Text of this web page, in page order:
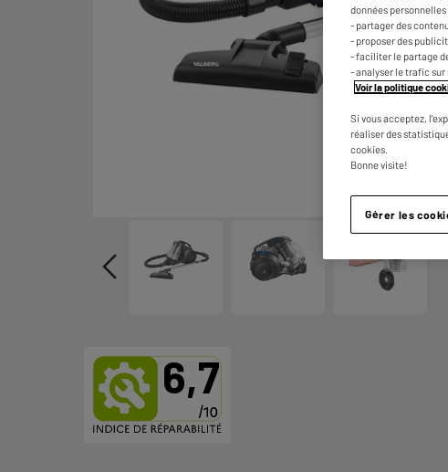
6,7
données personnelles
- partager des
- proposer des
- faciliter le partage
- analyser le trafic sur
Voir la politique
Si vous acceptez,
réaliser des
cookies.
Bonne visite!
Gérer les